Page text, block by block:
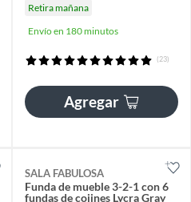
Retira mañana
Envío en 180 minutos
(23)
Agregar
SALA FABULOSA
Funda de mueble 3-2-1 con 6
fundas de cojines Lycra Gray